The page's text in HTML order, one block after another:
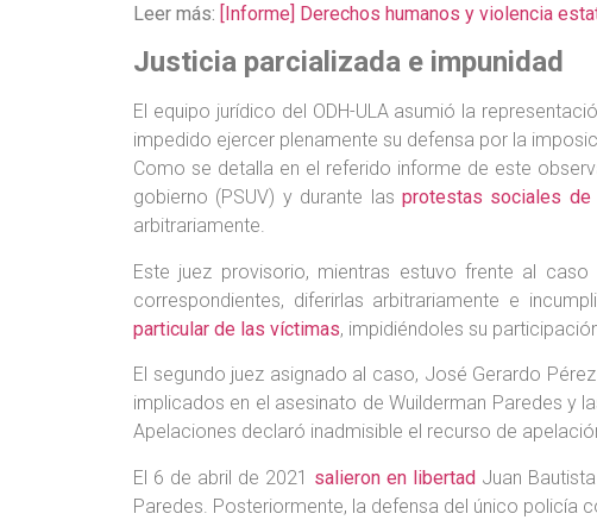
Leer más: [Informe] Derechos humanos y violencia
Justicia parcializada e impunidad
El equipo jurídico del ODH-ULA asumió la
impedido ejercer plenamente su defensa por la
Como se detalla en el referido informe de este
gobierno (PSUV) y durante las protestas sociales de
arbitrariamente.
Este juez provisorio, mientras estuvo frente al
correspondientes, diferirlas arbitrariamente e
particular de las víctimas, impidiéndoles su
El segundo juez asignado al caso, José Gerardo
implicados en el asesinato de Wuilderman Paredes y
Apelaciones declaró inadmisible el recurso de
El 6 de abril de 2021 salieron en libertad Juan
Paredes. Posteriormente, la defensa del único policía